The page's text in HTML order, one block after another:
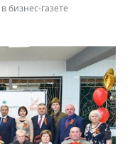
бизнес-газете